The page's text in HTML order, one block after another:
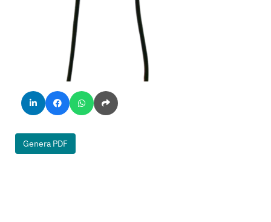
Genera PDF